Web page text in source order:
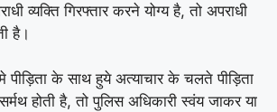
व्यक्ति गिरफ्तार करने योग्य है, तो अपराधी
है।
पीड़िता के साथ हुये अत्याचार के चलते पीड़िता
होती है, तो पुलिस अधिकारी स्वंय जाकर या